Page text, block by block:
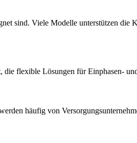
sind. Viele Modelle unterstützen die
flexible Lösungen für Einphasen-
häufig von